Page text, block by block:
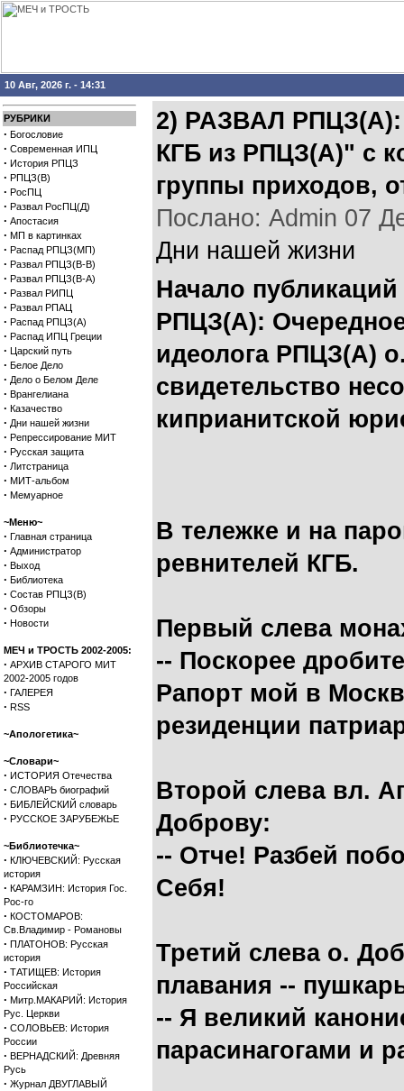
10 Авг, 2026 г. - 14:31
РУБРИКИ
· Богословие
· Современная ИПЦ
· История РПЦЗ
· РПЦЗ(В)
· РосПЦ
· Развал РосПЦ(Д)
· Апостасия
· МП в картинках
· Распад РПЦЗ(МП)
· Развал РПЦЗ(В-В)
· Развал РПЦЗ(В-А)
· Развал РИПЦ
· Развал РПАЦ
· Распад РПЦЗ(А)
· Распад ИПЦ Греции
· Царский путь
· Белое Дело
· Дело о Белом Деле
· Врангелиана
· Казачество
· Дни нашей жизни
· Репрессирование МИТ
· Русская защита
· Литстраница
· МИТ-альбом
· Мемуарное
~Меню~
· Главная страница
· Администратор
· Выход
· Библиотека
· Состав РПЦЗ(В)
· Обзоры
· Новости
МЕЧ и ТРОСТЬ 2002-2005:
· АРХИВ СТАРОГО МИТ
2002-2005 годов
· ГАЛЕРЕЯ
· RSS
~Апологетика~
~Словари~
· ИСТОРИЯ Отечества
· СЛОВАРЬ биографий
· БИБЛЕЙСКИЙ словарь
· РУССКОЕ ЗАРУБЕЖЬЕ
~Библиотечка~
· КЛЮЧЕВСКИЙ: Русская
история
· КАРАМЗИН: История Гос.
Рос-го
· КОСТОМАРОВ:
Св.Владимир - Романовы
· ПЛАТОНОВ: Русская
история
· ТАТИЩЕВ: История
Российская
· Митр.МАКАРИЙ: История
Рус. Церкви
· СОЛОВЬЕВ: История
России
· ВЕРНАДСКИЙ: Древняя
Русь
· Журнал ДВУГЛАВЫЙ
2) РАЗВАЛ РПЦЗ(А):
КГБ из РПЦЗ(А)" с
группы приходов,
Послано: Admin 07
Дни нашей жизни
Начало
РПЦЗ(А):
идеолога РПЦЗ(А)
свидетельство
киприанитской
В тележке и на
ревнителей КГБ.
Первый слева
-- Поскорее
Рапорт мой в
резиденции
Второй слева вл.
Доброву:
-- Отче! Разбей
Себя!
Третий слева о.
плавания --
-- Я великий
парасинагогами и